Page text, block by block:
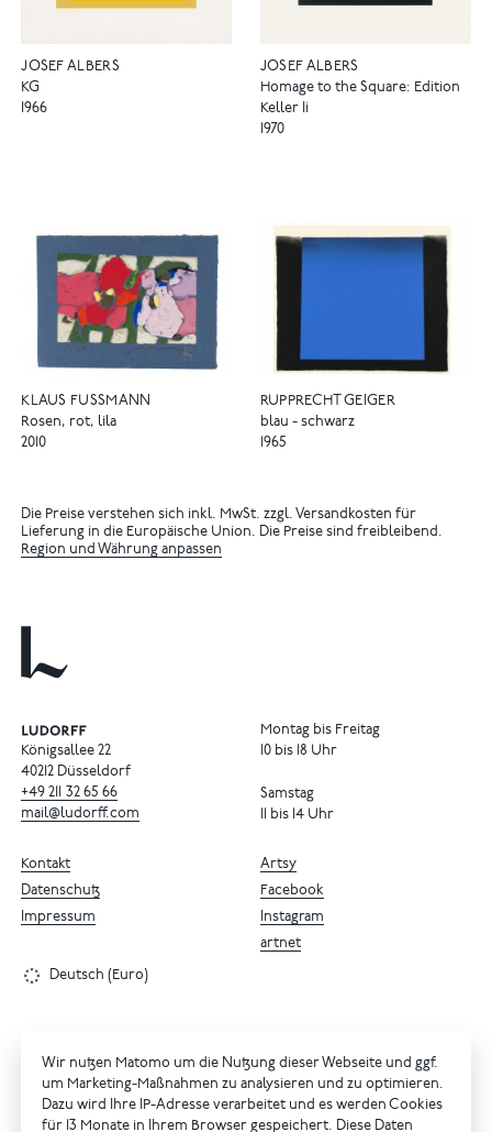
JOSEF ALBERS
KG
1966
JOSEF ALBERS
Homage to the Square: Edition
Keller Ii
1970
KLAUS FUSSMANN
Rosen, rot, lila
2010
RUPPRECHT GEIGER
blau - schwarz
1965
Die Preise verstehen sich inkl. MwSt. zzgl. Versandkosten für
Lieferung in die Europäische Union. Die Preise sind freibleibend.
Region und Währung anpassen
Königsallee 22
40212 Düsseldorf
+49 211 32 65 66
mail@ludorff.com
Montag bis Freitag
10 bis 18 Uhr
Samstag
11 bis 14 Uhr
Artsy
Facebook
Instagram
artnet
Kontakt
Datenschutz
Impressum
Deutsch (Euro)
Wir nutzen Matomo um die Nutzung dieser Webseite und ggf.
um Marketing-Maßnahmen zu analysieren und zu optimieren.
Dazu wird Ihre IP-Adresse verarbeitet und es werden Cookies
für 13 Monate in Ihrem Browser gespeichert. Diese Daten